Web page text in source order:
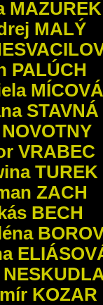
MAZUREK
MALÝ
PALÚCH
MÍCOVÁ
STAVNÁ
NOVOTNY
VRABEC
TUREK
ZACH
BECH
KOZAR